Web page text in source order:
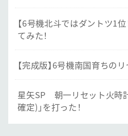
【6号機北斗ではダントツ1位
てみた！
【完成版】6号機南国育ちの
星矢SP 朝一リセット火時
確定)」を打った！